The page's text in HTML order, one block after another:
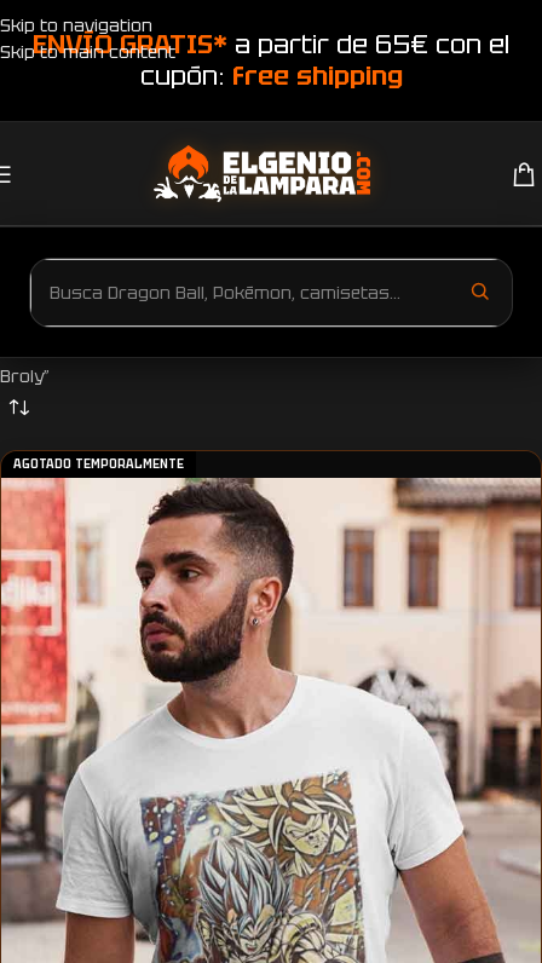
Skip to navigation
Skip to main content
ENVÍO GRATIS* a partir de 65€ con el
cupón: free shipping
Inicio
Broly”
AGOTADO TEMPORALMENTE